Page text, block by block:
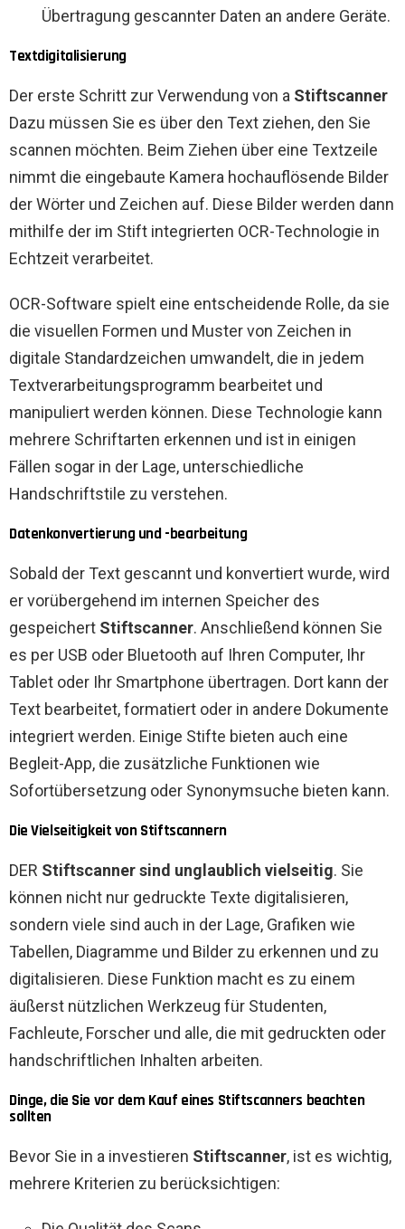
Übertragung gescannter Daten an andere Geräte.
Textdigitalisierung
Der erste Schritt zur Verwendung von a Stiftscanner
Dazu müssen Sie es über den Text ziehen, den Sie
scannen möchten. Beim Ziehen über eine Textzeile
nimmt die eingebaute Kamera hochauflösende Bilder
der Wörter und Zeichen auf. Diese Bilder werden dann
mithilfe der im Stift integrierten OCR-Technologie in
Echtzeit verarbeitet.
OCR-Software spielt eine entscheidende Rolle, da sie
die visuellen Formen und Muster von Zeichen in
digitale Standardzeichen umwandelt, die in jedem
Textverarbeitungsprogramm bearbeitet und
manipuliert werden können. Diese Technologie kann
mehrere Schriftarten erkennen und ist in einigen
Fällen sogar in der Lage, unterschiedliche
Handschriftstile zu verstehen.
Datenkonvertierung und -bearbeitung
Sobald der Text gescannt und konvertiert wurde, wird
er vorübergehend im internen Speicher des
gespeichert Stiftscanner. Anschließend können Sie
es per USB oder Bluetooth auf Ihren Computer, Ihr
Tablet oder Ihr Smartphone übertragen. Dort kann der
Text bearbeitet, formatiert oder in andere Dokumente
integriert werden. Einige Stifte bieten auch eine
Begleit-App, die zusätzliche Funktionen wie
Sofortübersetzung oder Synonymsuche bieten kann.
Die Vielseitigkeit von Stiftscannern
DER Stiftscannersind unglaublich vielseitig. Sie
können nicht nur gedruckte Texte digitalisieren,
sondern viele sind auch in der Lage, Grafiken wie
Tabellen, Diagramme und Bilder zu erkennen und zu
digitalisieren. Diese Funktion macht es zu einem
äußerst nützlichen Werkzeug für Studenten,
Fachleute, Forscher und alle, die mit gedruckten oder
handschriftlichen Inhalten arbeiten.
Dinge, die Sie vor dem Kauf eines Stiftscanners beachten
sollten
Bevor Sie in a investieren Stiftscanner, ist es wichtig,
mehrere Kriterien zu berücksichtigen: